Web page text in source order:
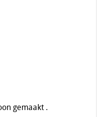
gemaakt .